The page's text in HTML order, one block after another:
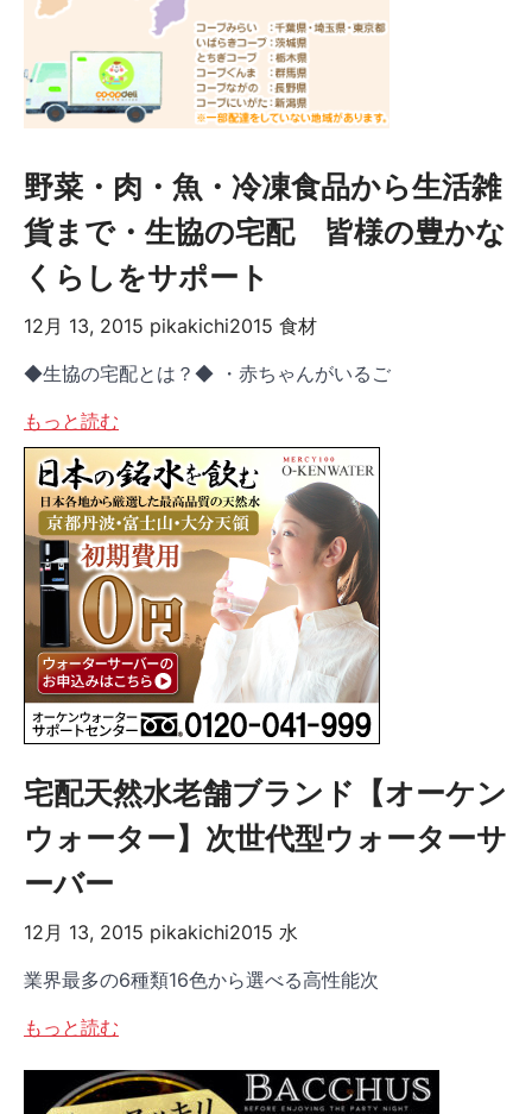
野菜・肉・魚・冷凍食品から生活雑
貨まで・生協の宅配 皆様の豊かな
くらしをサポート
12月 13, 2015 pikakichi2015 食材
◆生協の宅配とは？◆ ・赤ちゃんがいるご
もっと読む
宅配天然水老舗ブランド【オーケン
ウォーター】次世代型ウォーターサ
ーバー
12月 13, 2015 pikakichi2015 水
業界最多の6種類16色から選べる高性能次
もっと読む